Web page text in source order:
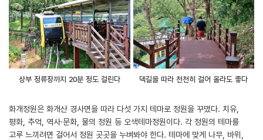
상부 정류장까지 20분 정도 걸린다 덱길을 따라 천천히 걸어 올라도 좋다
화개정원은 화개산 경사면을 따라 다섯 가지 테마로 정원을 꾸몄다. 치유,
평화, 추억, 역사·문화, 물의 정원 등 오색테마정원이다. 각 정원의 테마를
고루 느끼려면 걸어서 정원 곳곳을 누벼봐야 한다. 테마에 맞게 나무, 바위,